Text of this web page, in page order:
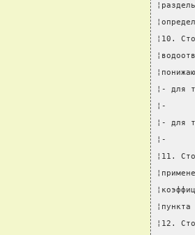
¦10.
¦-
¦-
¦- для
¦-
¦11.
¦12.